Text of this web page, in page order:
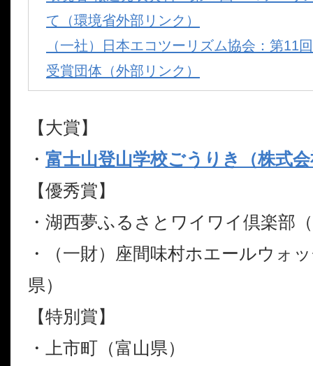
て（環境省外部リンク）
（一社）日本エコツーリズム協会：第11
受賞団体（外部リンク）
【大賞】
・ 富士山登山学校ごうりき（株式
【優秀賞】
・湖西夢ふるさとワイワイ倶楽部
・（一財）座間味村ホエールウォ
県）
【特別賞】
・上市町（富山県）